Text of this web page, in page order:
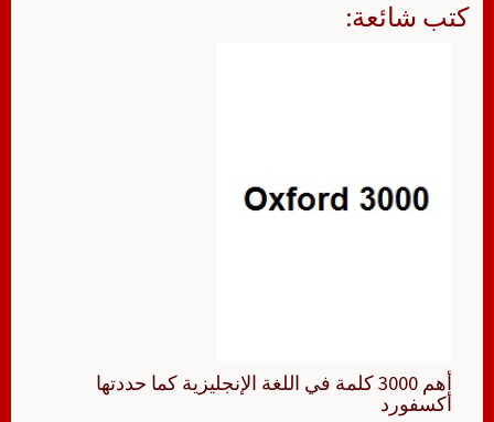
كتب شائعة:
أهم 3000 كلمة في اللغة الإنجليزية كما حددتها
أكسفورد